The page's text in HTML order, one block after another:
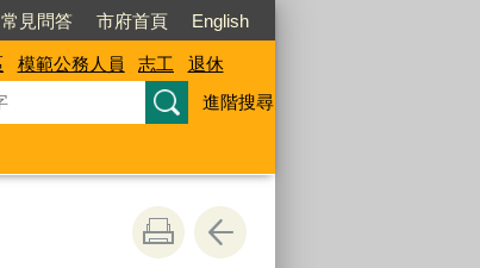
常見問答 市府首頁 English
模範公務人員 志工
退休
進階搜尋